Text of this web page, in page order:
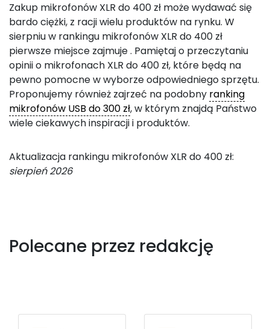
Zakup mikrofonów XLR do 400 zł może wydawać się
bardo ciężki, z racji wielu produktów na rynku. W
sierpniu w rankingu mikrofonów XLR do 400 zł
pierwsze miejsce zajmuje. Pamiętaj o przeczytaniu
opinii o mikrofonach XLR do 400 zł, które będą na
pewno pomocne w wyborze odpowiedniego sprzętu.
Proponujemy również zajrzeć na podobny ranking
mikrofonów USB do 300 zł, w którym znajdą Państwo
wiele ciekawych inspiracji i produktów.
Aktualizacja rankingu mikrofonów XLR do 400 zł:
sierpień 2026
Polecane przez redakcję